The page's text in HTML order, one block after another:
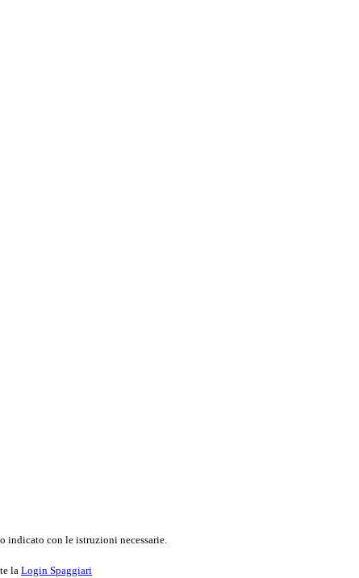
indicato con le istruzioni necessarie.
la Login Spaggiari